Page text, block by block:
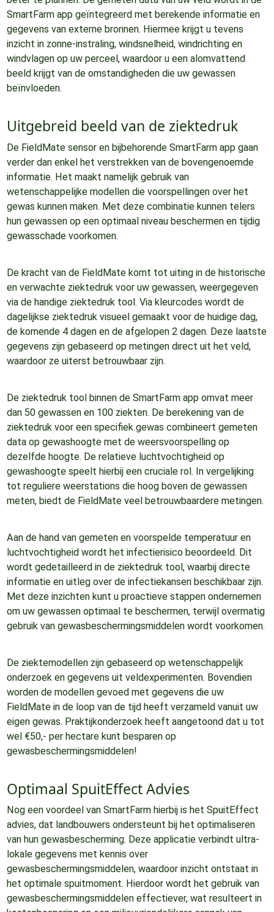
SmartFarm app geïntegreerd met berekende informatie en
gegevens van externe bronnen. Hiermee krijgt u tevens
inzicht in zonne-instraling, windsnelheid, windrichting en
windvlagen op uw perceel, waardoor u een alomvattend
beeld krijgt van de omstandigheden die uw gewassen
beïnvloeden.
Uitgebreid beeld van de ziektedruk
De FieldMate sensor en bijbehorende SmartFarm app gaan
verder dan enkel het verstrekken van de bovengenoemde
informatie. Het maakt namelijk gebruik van
wetenschappelijke modellen die voorspellingen over het
gewas kunnen maken. Met deze combinatie kunnen telers
hun gewassen op een optimaal niveau beschermen en tijdig
gewasschade voorkomen.
De kracht van de FieldMate komt tot uiting in de historische
en verwachte ziektedruk voor uw gewassen, weergegeven
via de handige ziektedruk tool. Via kleurcodes wordt de
dagelijkse ziektedruk visueel gemaakt voor de huidige dag,
de komende 4 dagen en de afgelopen 2 dagen. Deze laatste
gegevens zijn gebaseerd op metingen direct uit het veld,
waardoor ze uiterst betrouwbaar zijn.
De ziektedruk tool binnen de SmartFarm app omvat meer
dan 50 gewassen en 100 ziekten. De berekening van de
ziektedruk voor een specifiek gewas combineert gemeten
data op gewashoogte met de weersvoorspelling op
dezelfde hoogte. De relatieve luchtvochtigheid op
gewashoogte speelt hierbij een cruciale rol. In vergelijking
tot reguliere weerstations die hoog boven de gewassen
meten, biedt de FieldMate veel betrouwbaardere metingen.
Aan de hand van gemeten en voorspelde temperatuur en
luchtvochtigheid wordt het infectierisico beoordeeld. Dit
wordt gedetailleerd in de ziektedruk tool, waarbij directe
informatie en uitleg over de infectiekansen beschikbaar zijn.
Met deze inzichten kunt u proactieve stappen ondernemen
om uw gewassen optimaal te beschermen, terwijl overmatig
gebruik van gewasbeschermingsmiddelen wordt voorkomen.
De ziektemodellen zijn gebaseerd op wetenschappelijk
onderzoek en gegevens uit veldexperimenten. Bovendien
worden de modellen gevoed met gegevens die uw
FieldMate in de loop van de tijd heeft verzameld vanuit uw
eigen gewas. Praktijkonderzoek heeft aangetoond dat u tot
wel €50,- per hectare kunt besparen op
gewasbeschermingsmiddelen!
Optimaal SpuitEffect Advies
Nog een voordeel van SmartFarm hierbij is het SpuitEffect
advies, dat landbouwers ondersteunt bij het optimaliseren
van hun gewasbescherming. Deze applicatie verbindt ultra-
lokale gegevens met kennis over
gewasbeschermingsmiddelen, waardoor inzicht ontstaat in
het optimale spuitmoment. Hierdoor wordt het gebruik van
gewasbeschermingsmiddelen effectiever, wat resulteert in